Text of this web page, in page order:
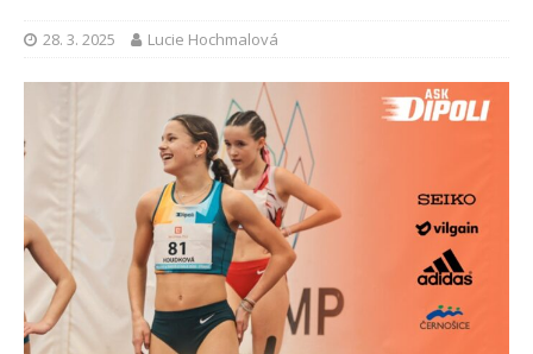
28. 3. 2025 Lucie Hochmalová